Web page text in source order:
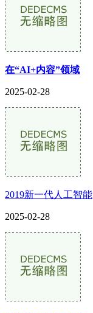
在“AI+内容”领域
2025-02-28
2019新一代人工智能
2025-02-28